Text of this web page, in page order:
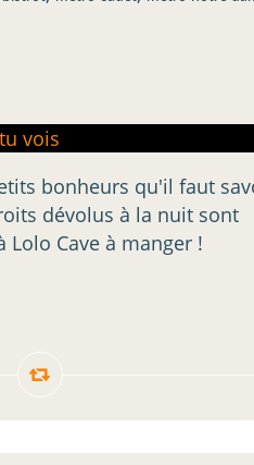
bonheurs qu'il faut
dévolus à la nuit sont
Cave à manger !